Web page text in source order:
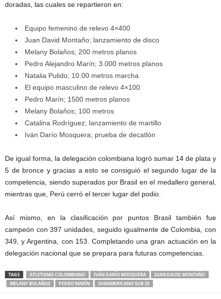
doradas, las cuales se repartieron en:
Equipo femenino de relevo 4×400
Juan David Montaño; lanzamiento de disco
Melany Bolaños; 200 metros planos
Pedro Alejandro Marín; 3.000 metros planos
Natalia Pulido; 10.00 metros marcha.
El equipo masculino de relevo 4×100
Pedro Marín; 1500 metros planos
Melany Bolaños; 100 metros
Catalina Rodríguez; lanzamiento de martillo
Iván Darío Mosquera; prueba de decatlón
De igual forma, la delegación colombiana logró sumar 14 de plata y
5 de bronce y gracias a esto se consiguió el segundo lugar de la
competencia, siendo superados por Brasil en el medallero general,
mientras que, Perú cerró el tercer lugar del podio.
Así mismo, en la clasificación por puntos Brasil también fue
campeón con 397 unidades, seguido igualmente de Colombia, con
349, y Argentina, con 153. Completando una gran actuación en la
delegación nacional que se prepara para futuras competencias.
TAGS ATLETISMO COLOMBIANO IVÁN DARÍO MOSQUERA
JUAN DAVID MONTAÑO
MELANY BOLAÑOS
PEDRO MARÍN SURAMERICANO SUB 20